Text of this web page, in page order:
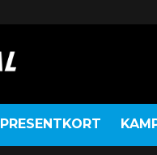
PRESENTKORT